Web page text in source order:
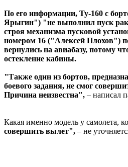
По его информации, Ту-160 с
Ярыгин") "не выполнил пуск
строя механизма пусковой
номером 16 ("Алексей Плохов")
вернулись на авиабазу, потому
остекление кабины.
"Также один из бортов,
боевого задания, не смог
Причина неизвестна", – написал
Какая именно модель у самолета,
совершить вылет", – не